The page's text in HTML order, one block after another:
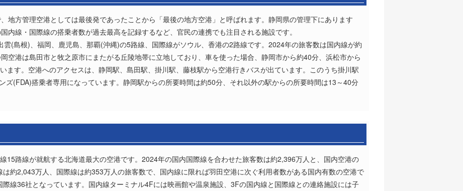
地方管理空港としては最後発であったことから「最後の地方空港」と呼ばれます。静岡県の管理下にあります
内線・国際線の搭乗者数が過去最高を記録するなど、官民の連携でも注目される施設です。
(島根)、福岡、鹿児島、那覇(沖縄)の5路線、国際線がソウル、香港の2路線です。2024年の旅客数は国内線が約
空港は島田市と牧之原市にまたがる丘陵地帯に立地しており、車を使った場合、静岡市から約40分、浜松市から
ます。空港へのアクセスは、静岡駅、島田駅、掛川駅、藤枝駅から空港行きバスが出ています。このうち掛川駅
ズ(FDA)搭乗者専用になっています。静岡駅からの所要時間は約50分、それ以外の駅からの所要時間は13～40分
15路線が就航する北海道最大の空港です。2024年の国内国際線を合わせた旅客数は約2,396万人と、国内空港の
約2,043万人、国際線は約353万人の旅客数で、国内線に限れば羽田空港に次ぐ利用者数がある国内有数の空港で
線36社となっています。国内線ターミナル4Fには映画館や温泉施設、3Fの国内線と国際線との連絡施設には子